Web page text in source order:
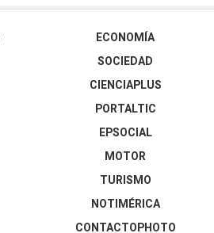
ECONOMÍA
SOCIEDAD
CIENCIAPLUS
PORTALTIC
EPSOCIAL
MOTOR
TURISMO
NOTIMÉRICA
CONTACTOPHOTO